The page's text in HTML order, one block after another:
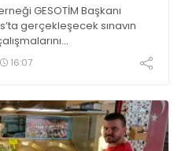
GESOTİM Başkanı
gerçekleşecek sınavın
açıklamalarda
ve Kocaeli genelinde ses
16:07